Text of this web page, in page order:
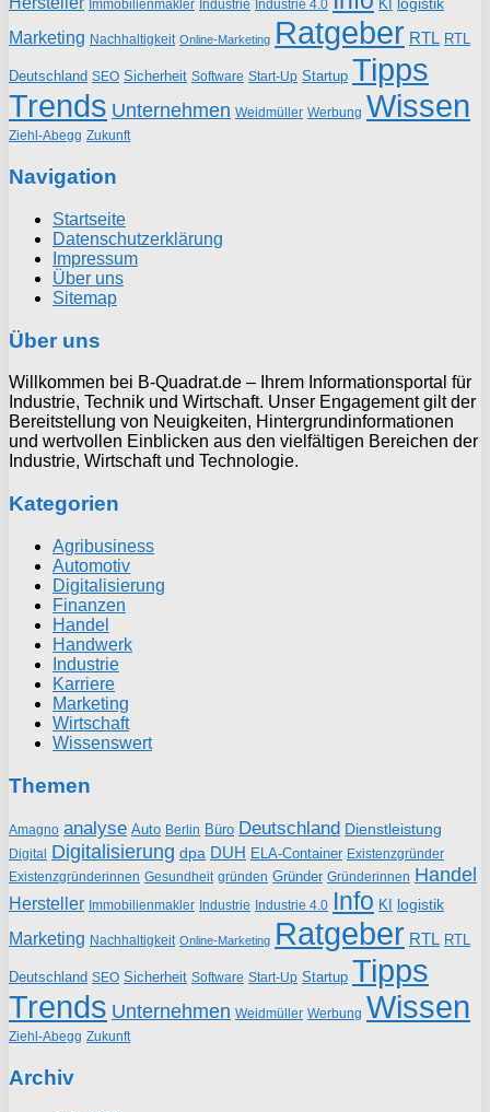
Immobilienmakler Industrie Industrie 4.0 KI logistik
Marketing Nachhaltigkeit Online-Marketing Ratgeber RTL RTL
Deutschland SEO Sicherheit Software Start-Up Startup Tipps
Trends Unternehmen Weidmüller Werbung Wissen
Ziehl-Abegg Zukunft
Navigation
Startseite
Datenschutzerklärung
Impressum
Über uns
Sitemap
Über uns
Willkommen bei B-Quadrat.de – Ihrem Informationsportal für
Industrie, Technik und Wirtschaft. Unser Engagement gilt der
Bereitstellung von Neuigkeiten, Hintergrundinformationen
und wertvollen Einblicken aus den vielfältigen Bereichen der
Industrie, Wirtschaft und Technologie.
Kategorien
Agribusiness
Automotiv
Digitalisierung
Finanzen
Handel
Handwerk
Industrie
Karriere
Marketing
Wirtschaft
Wissenswert
Themen
Amagno analyse Auto Berlin Büro Deutschland Dienstleistung
Digital Digitalisierung dpa DUH ELA-Container Existenzgründer
Existenzgründerinnen Gesundheit gründen Gründer Gründerinnen Handel
Hersteller Immobilienmakler Industrie Industrie 4.0 Info KI logistik
Marketing Nachhaltigkeit Online-Marketing Ratgeber RTL RTL
Deutschland SEO Sicherheit Software Start-Up Startup Tipps
Trends Unternehmen Weidmüller Werbung Wissen
Ziehl-Abegg Zukunft
Archiv